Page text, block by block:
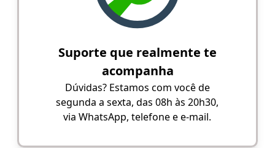
Suporte que realmente te
acompanha
Dúvidas? Estamos com você de
segunda a sexta, das 08h às 20h30,
via WhatsApp, telefone e e-mail.